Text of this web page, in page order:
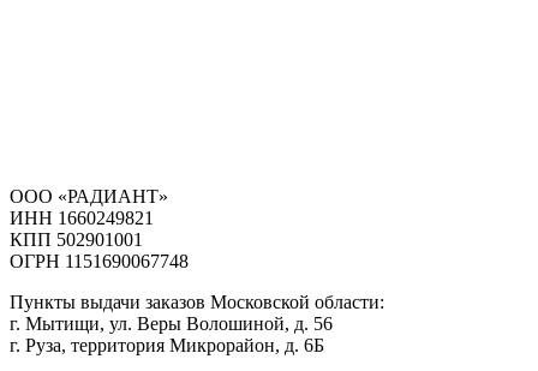
ООО «РАДИАНТ»
ИНН 1660249821
КПП 502901001
ОГРН 1151690067748
Пункты выдачи заказов Московской области:
г. Мытищи, ул. Веры Волошиной, д. 56
г. Руза, территория Микрорайон, д. 6Б